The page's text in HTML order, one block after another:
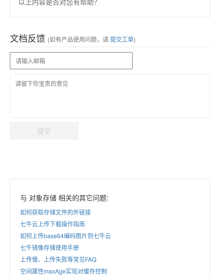
文档反馈 (如有产品使用问题，请提交工单)
提交
与 对象存储 相关的其它问题:
如何获取存储文件的外链接
七牛云上传下载操作指南
如何上传base64编码图片到七牛云
七牛镜像存储使用手册
上传慢、上传失败等常见FAQ
空间属性maxAge实现对缓存控制